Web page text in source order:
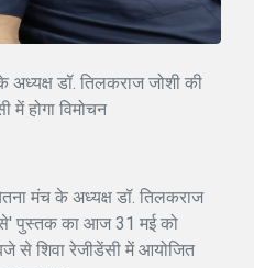
डॉ. तिलकराज जोशी की
होगा विमोचन
मंच के अध्यक्ष डॉ. तिलकराज
पुस्तक का आज 31 मई को
से शिवा रेजीडेंसी में आयोजित